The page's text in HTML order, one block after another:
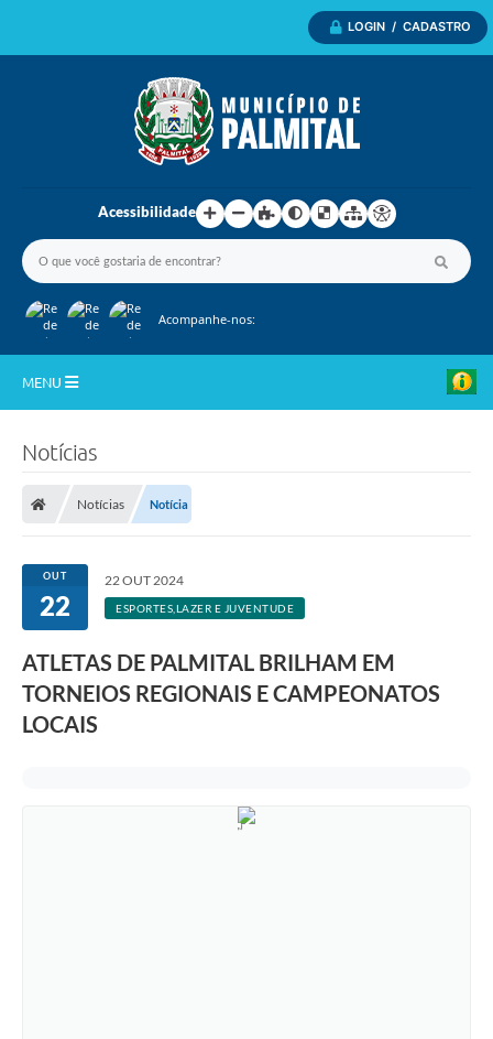
LOGIN / CADASTRO
Acessibilidade
Acompanhe-nos:
MENU
Departamentos
Câmara Municipal
Notícias
Notícias Notícia
OUT
22
22 OUT 2024
ESPORTES,LAZER E JUVENTUDE
ATLETAS DE PALMITAL BRILHAM EM
TORNEIOS REGIONAIS E CAMPEONATOS
LOCAIS